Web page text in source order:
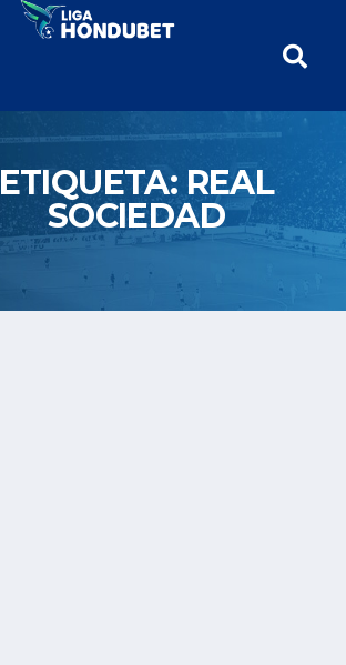
ETIQUETA: REAL
SOCIEDAD